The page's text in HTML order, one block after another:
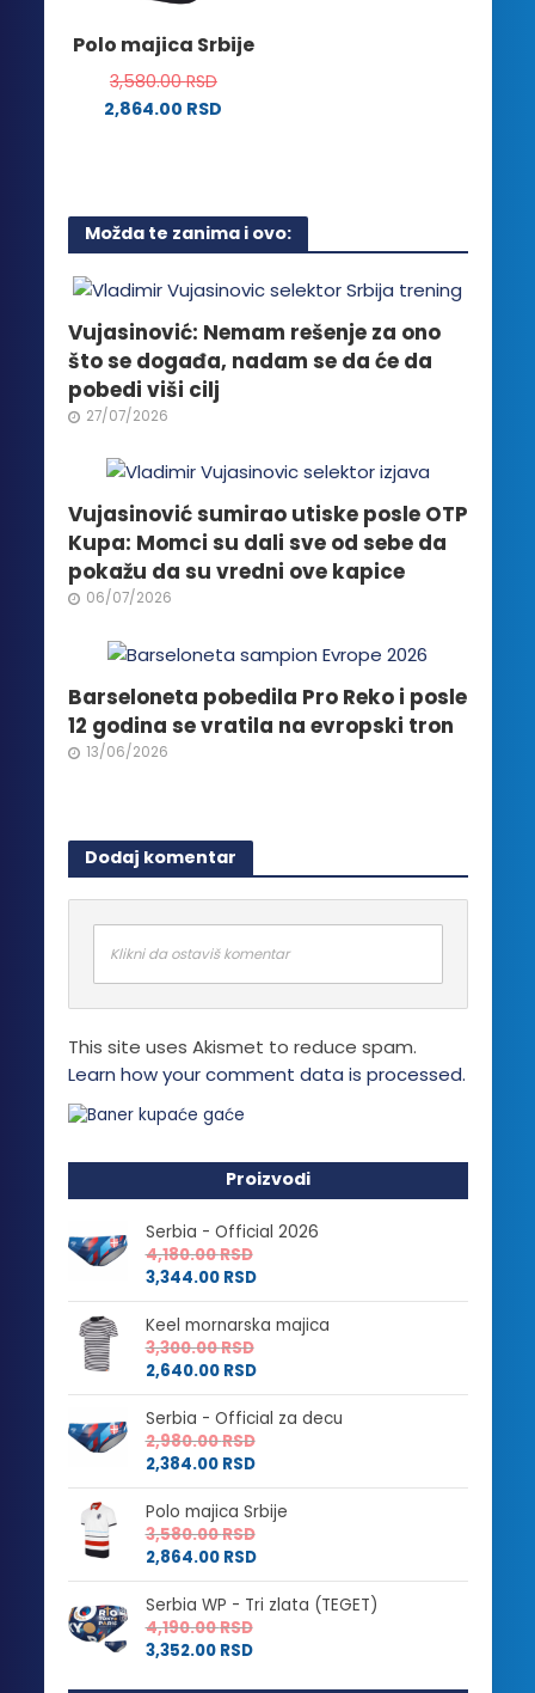
stranici
proizvoda.
Polo majica Srbije
3,580.00RSD
2,864.00 RSD
više
varijanti.
mogu
biti
izabrane
na
stranici
Možda te zanima i ovo:
Vujasinović: Nemam rešenje za ono
što se događa, nadam se da će da
pobedi viši cilj
27/07/2026
Vujasinović sumirao utiske posle OTP
Kupa: Momci su dali sve od sebe da
pokažu da su vredni ove kapice
06/07/2026
Barseloneta pobedila Pro Reko i posle
12 godina se vratila na evropski tron
13/06/2026
Dodaj komentar
Klikni da ostaviš komentar
This site uses Akismet to reduce spam.
Learn how your comment data is processed.
Proizvodi
Serbia - Official 2026
4,180.00RSD
3,344.00 RSD
Keel mornarska majica
3,300.00RSD
2,640.00 RSD
Serbia - Official za decu
2,980.00RSD
2,384.00 RSD
Polo majica Srbije
3,580.00RSD
2,864.00 RSD
Serbia WP - Tri zlata (TEGET)
4,190.00RSD
3,352.00 RSD